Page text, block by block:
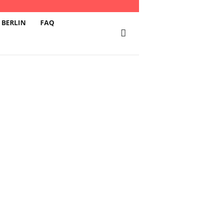
FAQ